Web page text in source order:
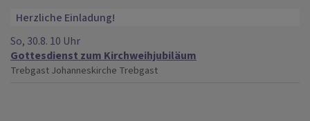
Herzliche Einladung!
So, 30.8. 10 Uhr
Gottesdienst zum Kirchweihjubiläum
Trebgast Johanneskirche Trebgast